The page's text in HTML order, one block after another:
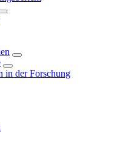
in der Forschung